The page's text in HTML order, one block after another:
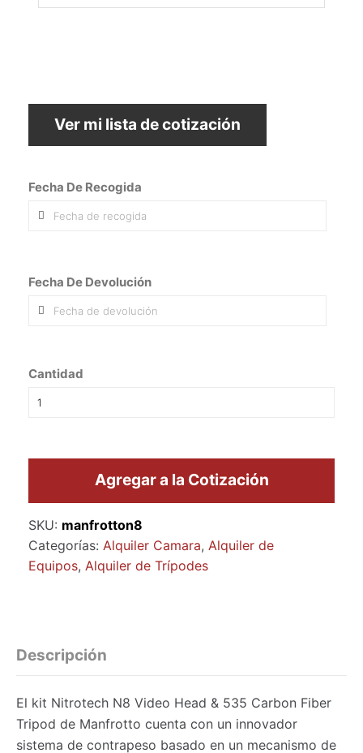
Ver mi lista de cotización
Fecha De Recogida
Fecha De Devolución
Cantidad
Agregar a la Cotización
SKU: manfrotton8
Categorías: Alquiler Camara, Alquiler de
Equipos, Alquiler de Trípodes
Descripción
El kit Nitrotech N8 Video Head & 535 Carbon Fiber
Tripod de Manfrotto cuenta con un innovador
sistema de contrapeso basado en un mecanismo de